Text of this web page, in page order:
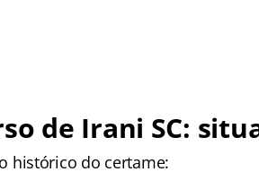
de Irani SC:
histórico do certame: